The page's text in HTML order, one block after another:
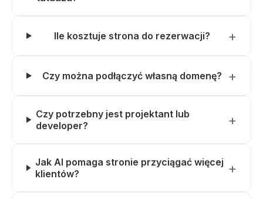
Ile kosztuje strona do rezerwacji?
Czy można podłączyć własną domenę?
Czy potrzebny jest projektant lub
developer?
Jak AI pomaga stronie przyciągać więcej
klientów?